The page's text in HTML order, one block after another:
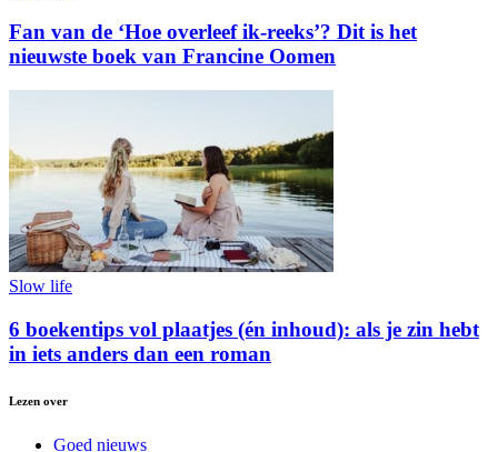
Fan van de ‘Hoe overleef ik-reeks’? Dit is het
nieuwste boek van Francine Oomen
Slow life
6 boekentips vol plaatjes (én inhoud): als je zin hebt
in iets anders dan een roman
Lezen over
Goed nieuws